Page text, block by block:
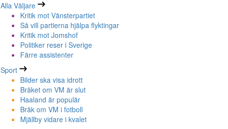
Alla Väljare
Kritik mot Vänsterpartiet
Så vill partierna hjälpa flyktingar
Kritik mot Jomshof
Politiker reser i Sverige
Färre assistenter
Sport
Bilder ska visa idrott
Bråket om VM är slut
Haaland är populär
Bråk om VM i fotboll
Mjällby vidare i kvalet